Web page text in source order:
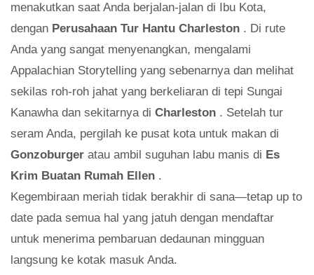
menakutkan saat Anda berjalan-jalan di Ibu Kota,
dengan Perusahaan Tur Hantu Charleston . Di rute
Anda yang sangat menyenangkan, mengalami
Appalachian Storytelling yang sebenarnya dan melihat
sekilas roh-roh jahat yang berkeliaran di tepi Sungai
Kanawha dan sekitarnya di Charleston . Setelah tur
seram Anda, pergilah ke pusat kota untuk makan di
Gonzoburger atau ambil suguhan labu manis di Es
Krim Buatan Rumah Ellen .
Kegembiraan meriah tidak berakhir di sana—tetap up to
date pada semua hal yang jatuh dengan mendaftar
untuk menerima pembaruan dedaunan mingguan
langsung ke kotak masuk Anda.